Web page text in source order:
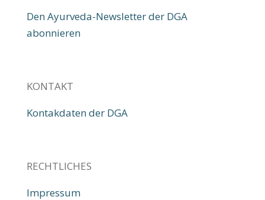
Den Ayurveda-Newsletter der DGA
abonnieren
KONTAKT
Kontakdaten der DGA
RECHTLICHES
Impressum